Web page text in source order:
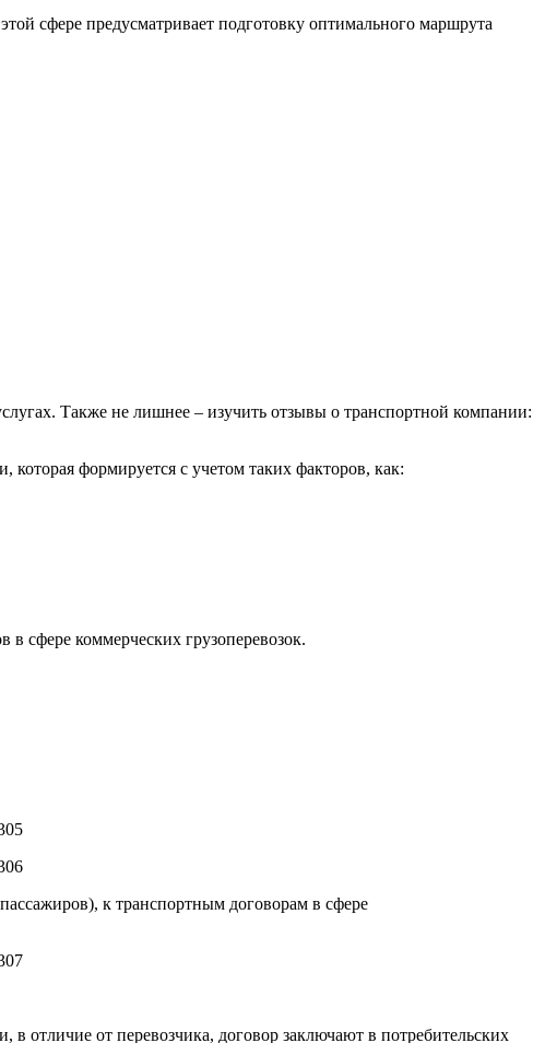
сфере предусматривает подготовку оптимального маршрута
Также не лишнее – изучить отзывы о транспортной компании:
которая формируется с учетом таких факторов, как:
сфере коммерческих грузоперевозок.
к транспортным договорам в сфере
отличие от перевозчика, договор заключают в потребительских